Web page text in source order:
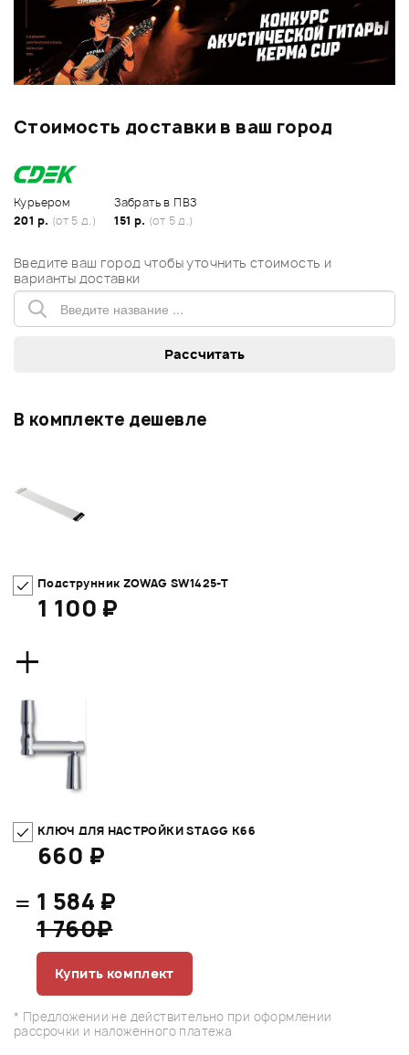
Стоимость доставки в ваш город
Курьером
201 р. (от 5 д.)
Забрать в ПВЗ
151 р. (от 5 д.)
Введите ваш город чтобы уточнить стоимость и
варианты доставки
В комплекте дешевле
Подструнник ZOWAG SW1425-T
1 100 ₽
+
КЛЮЧ ДЛЯ НАСТРОЙКИ STAGG K66
660 ₽
= 1 584 ₽
1 760₽
Купить комплект
* Предложении не действительно при оформлении
рассрочки и наложенного платежа